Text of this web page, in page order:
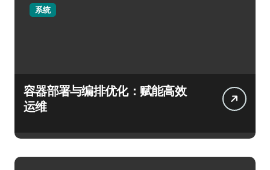
系统
容器部署与编排优化：赋能高效
运维